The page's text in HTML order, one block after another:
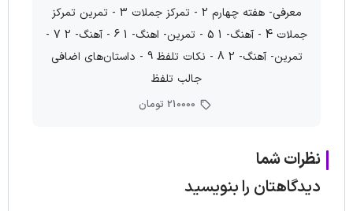
معرفی- هفته چهارم 2 - تمرکز جملات 3 - تمرین تمرکز
جملات 4 - آهنگ- 1 5 - تمرین- اهنگ- 1 6 - آهنگ- 2 7 -
تمرین- آهنگ- 2 8 - نکات تلفظ 9 - داستان‌های اضافی
جالب تلفظ
210000 تومان
نظرات شما
دیدگاهتان را بنویسید